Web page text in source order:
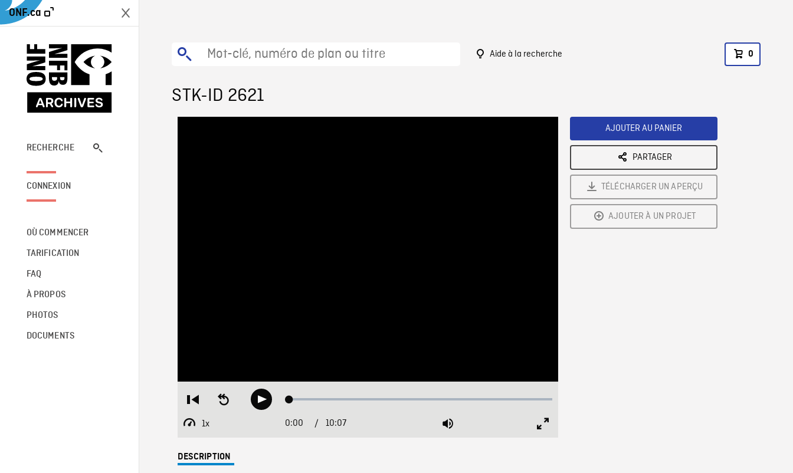
ONF.ca
RECHERCHE
CONNEXION
OÙ COMMENCER
TARIFICATION
FAQ
À PROPOS
PHOTOS
DOCUMENTS
Aide à la recherche 0
STK-ID 2621
Restart
beginning
Seek
backwardPlay Loaded:
1x
Playback
Current
0:00 / Duration
10:07 Mute
DESCRIPTION
AJOUTER AU PANIER
PARTAGER
TÉLÉCHARGER UN APERÇU
AJOUTER À UN PROJET